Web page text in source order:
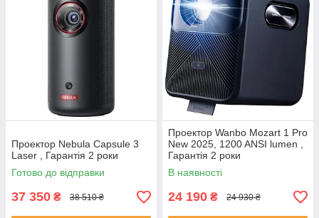
Проектор Nebula Capsule 3
Laser , Гарантія 2 роки
Готово до відправки
37 350 ₴ 38 510 ₴
Проектор Wanbo Mozart 1 Pro
New 2025, 1200 ANSI lumen ,
Гарантія 2 роки
В наявності
24 190 ₴ 24 930 ₴